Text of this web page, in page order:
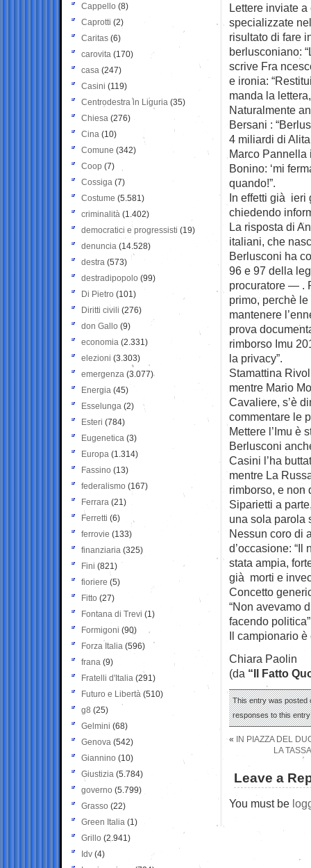
Lettere inviate
specializzate
risultato di fare
berlusconiano:
scrive Fra
e ironia:
manda la
Naturalmente
Bersani :
4 miliardi di
Marco Pannella
Bonino: ‘mi
quando!”.
In effetti già ieri
chiedendo
La risposta di
italiani, che
Berlusconi ha
96 e 97 della
procuratore — .
primo, perchè
mantenere
prova
rimborso Imu
la privacy”.
Stamattina
mentre Mario
Cavaliere, s’è
commentare le
Mettere l’Imu è
Berlusconi
Casini l’ha
mentre La
rimborso, e non
Siparietti a
una sola parola
Nessun coro di
d’occasione:
stata ampia,
già morti e
Concetto
“Non avevamo
facendo
Il campionario è
Chiara Paolin
(da “Il Fatto
This entry was posted
responses to this
«
IN PIAZZA DEL
LA
Leave a
You must be
Cappello (8)
Caprotti (2)
Caritas (6)
carovita (170)
casa (247)
Casini (119)
Centrodestra in Liguria (35)
Chiesa (276)
Cina (10)
Comune (342)
Coop (7)
Cossiga (7)
Costume (5.581)
criminalità (1.402)
democratici e progressisti (19)
denuncia (14.528)
destra (573)
destradipopolo (99)
Di Pietro (101)
Diritti civili (276)
don Gallo (9)
economia (2.331)
elezioni (3.303)
emergenza (3.077)
Energia (45)
Esselunga (2)
Esteri (784)
Eugenetica (3)
Europa (1.314)
Fassino (13)
federalismo (167)
Ferrara (21)
Ferretti (6)
ferrovie (133)
finanziaria (325)
Fini (821)
fioriere (5)
Fitto (27)
Fontana di Trevi (1)
Formigoni (90)
Forza Italia (596)
frana (9)
Fratelli d'Italia (291)
Futuro e Libertà (510)
g8 (25)
Gelmini (68)
Genova (542)
Giannino (10)
Giustizia (5.784)
governo (5.799)
Grasso (22)
Green Italia (1)
Grillo (2.941)
Idv (4)